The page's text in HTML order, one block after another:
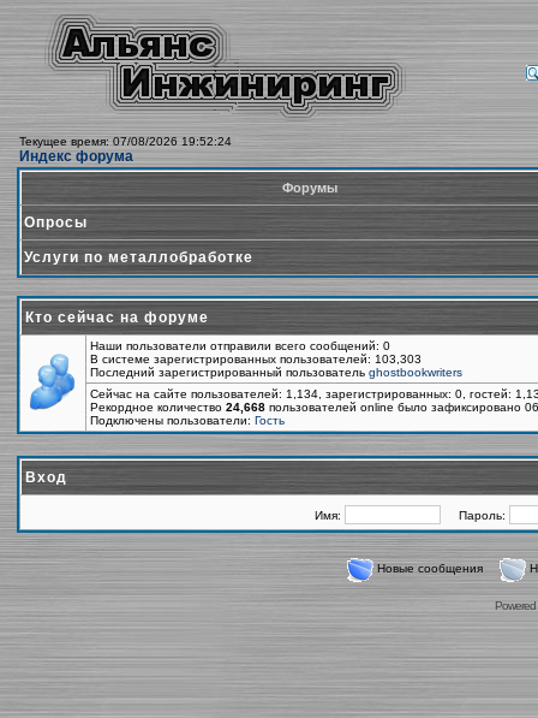
Текущее время: 07/08/2026 19:52:24
Индекс форума
Форумы
Опросы
Услуги по металлобработке
Кто сейчас на форуме
Наши пользователи отправили всего сообщений: 0
В системе зарегистрированных пользователей: 103,303
Последний зарегистрированный пользователь ghostbookwriters
Сейчас на сайте пользователей: 1,134, зарегистрированных: 0, гостей:
Рекордное количество 24,668 пользователей online было зафиксировано
Подключены пользователи: Гость
Вход
Имя: Пароль:
Новые сообщения